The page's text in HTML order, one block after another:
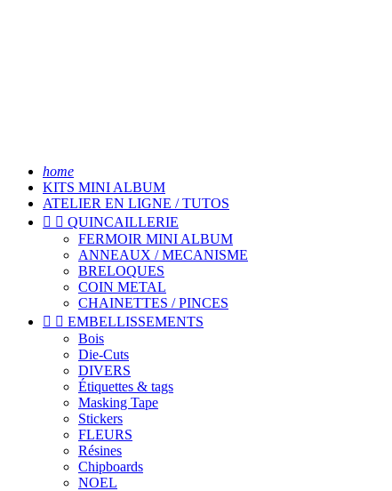
home
KITS MINI ALBUM
ATELIER EN LIGNE / TUTOS
  QUINCAILLERIE
FERMOIR MINI ALBUM
ANNEAUX / MECANISME
BRELOQUES
COIN METAL
CHAINETTES / PINCES
  EMBELLISSEMENTS
Bois
Die-Cuts
DIVERS
Étiquettes & tags
Masking Tape
Stickers
FLEURS
Résines
Chipboards
NOEL